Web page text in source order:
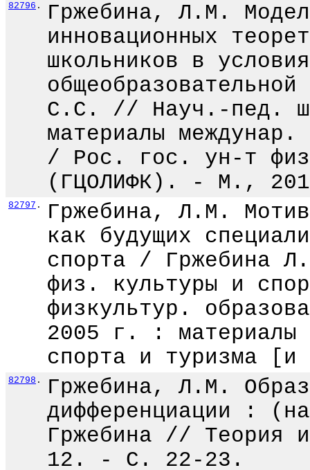
82796 .
Гржебина, Л.М.
инновационных
школьников в
С.С. // Науч.-пед.
материалы
/ Рос. гос. ун-т
(ГЦОЛИФК). - М.,
82797 .
Гржебина, Л.М.
как будущих
спорта / Гржебина
физ. культуры и
физкультур.
2005 г. :
спорта и
82798 .
Гржебина, Л.М.
дифференциации :
Гржебина // Теория
12. - С. 22-23.